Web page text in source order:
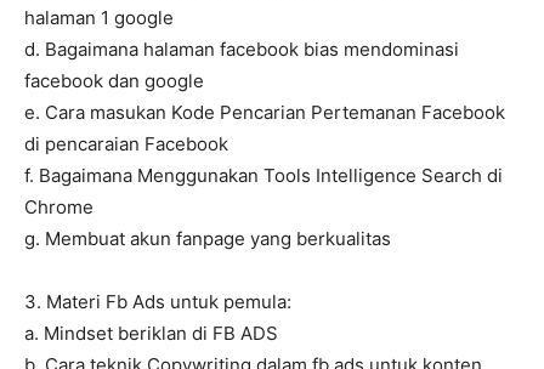
halaman 1 google
d. Bagaimana halaman facebook bias mendominasi
facebook dan google
e. Cara masukan Kode Pencarian Pertemanan Facebook
di pencaraian Facebook
f. Bagaimana Menggunakan Tools Intelligence Search di
Chrome
g. Membuat akun fanpage yang berkualitas
3. Materi Fb Ads untuk pemula:
a. Mindset beriklan di FB ADS